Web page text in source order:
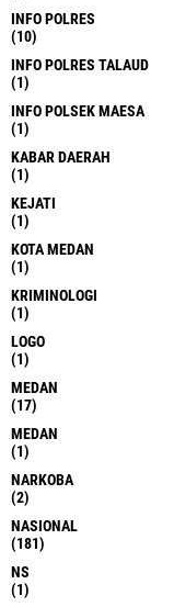
INFO POLRES
(10)
INFO POLRES TALAUD
(1)
INFO POLSEK MAESA
(1)
KABAR DAERAH
(1)
KEJATI
(1)
KOTA MEDAN
(1)
KRIMINOLOGI
(1)
LOGO
(1)
MEDAN
(17)
MEDAN
(1)
NARKOBA
(2)
NASIONAL
(181)
NS
(1)